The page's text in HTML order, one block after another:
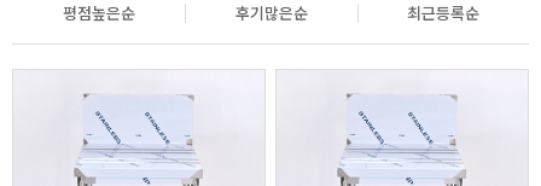
평점높은순
후기많은순 최근등록순